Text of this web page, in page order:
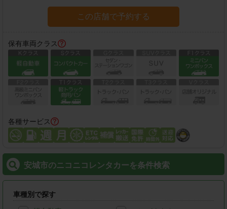
この店舗で予約する
保有車両クラス
各種サービス
安城市のニコニコレンタカーを条件検索
車種別で探す